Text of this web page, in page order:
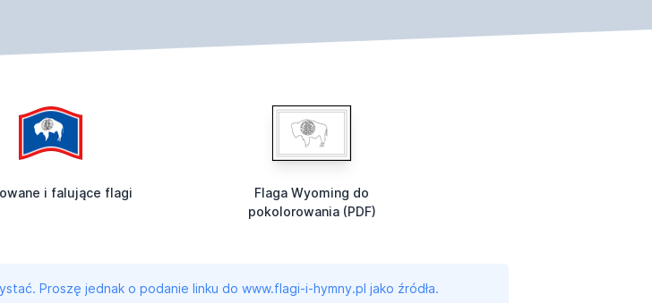
i falujące flagi
Flaga Wyoming do
pokolorowania (PDF)
Proszę jednak o podanie linku do www.flagi-i-hymny.pl jako źródła.